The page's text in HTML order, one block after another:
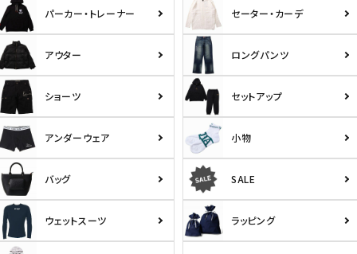
パーカー・トレーナー セーター・カーデ
アウター ロングパンツ
ショーツ セットアップ
アンダーウェア 小物
バッグ SALE
ウェットスーツ ラッピング